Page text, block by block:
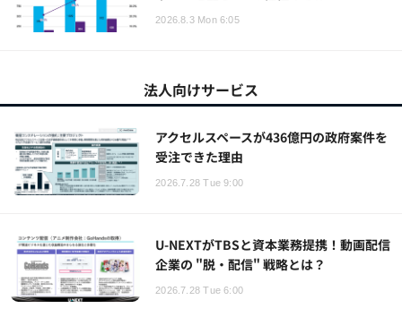
2026.8.3 Mon 6:05
法人向けサービス
アクセルスペースが436億円の政府案件を
受注できた理由
2026.7.28 Tue 9:00
U-NEXTがTBSと資本業務提携！動画配信
企業の "脱・配信" 戦略とは？
2026.7.28 Tue 6:00